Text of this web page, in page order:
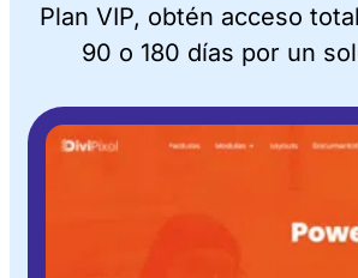
Plan VIP, obtén acceso
90 o 180 días por un